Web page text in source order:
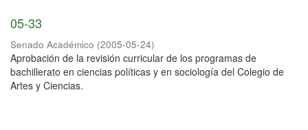
05-33
Senado Académico (2005-05-24)
Aprobación de la revisión curricular de los programas de
bachillerato en ciencias políticas y en sociología del Colegio de
Artes y Ciencias.